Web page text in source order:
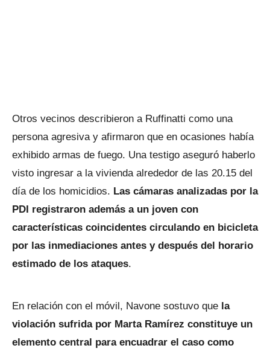
Otros vecinos describieron a Ruffinatti como una
persona agresiva y afirmaron que en ocasiones había
exhibido armas de fuego. Una testigo aseguró haberlo
visto ingresar a la vivienda alrededor de las 20.15 del
día de los homicidios. Las cámaras analizadas por la
PDI registraron además a un joven con
características coincidentes circulando en bicicleta
por las inmediaciones antes y después del horario
estimado de los ataques.
En relación con el móvil, Navone sostuvo que la
violación sufrida por Marta Ramírez constituye un
elemento central para encuadrar el caso como